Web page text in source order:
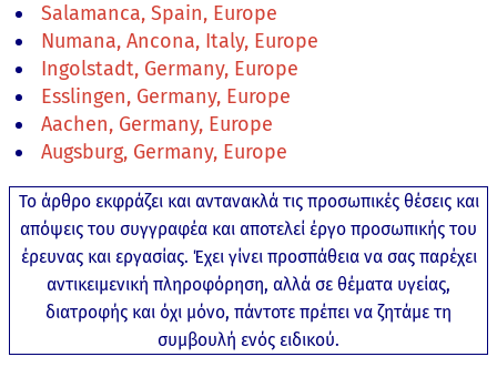
Salamanca, Spain, Europe
Numana, Ancona, Italy, Europe
Ingolstadt, Germany, Europe
Esslingen, Germany, Europe
Aachen, Germany, Europe
Augsburg, Germany, Europe
Το άρθρο εκφράζει και αντανακλά τις προσωπικές θέσεις και
απόψεις του συγγραφέα και αποτελεί έργο προσωπικής του
έρευνας και εργασίας. Έχει γίνει προσπάθεια να σας παρέχει
αντικειμενική πληροφόρηση, αλλά σε θέματα υγείας,
διατροφής και όχι μόνο, πάντοτε πρέπει να ζητάμε τη
συμβουλή ενός ειδικού.